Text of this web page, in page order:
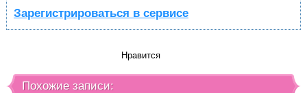
Зарегистрироваться в сервисе
Нравится
Похожие записи: